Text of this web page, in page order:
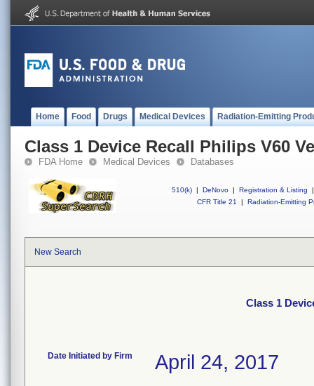
Home Food Drugs Medical Devices Radiation-Emitting
Class 1 Device Recall Philips V60
FDA Home Medical Devices Databases
510(k) | DeNovo | Registration & Listing
|
CFR Title 21
| Radiation-Emitting
New Search
Class 1
Date Initiated by Firm April 24, 2017